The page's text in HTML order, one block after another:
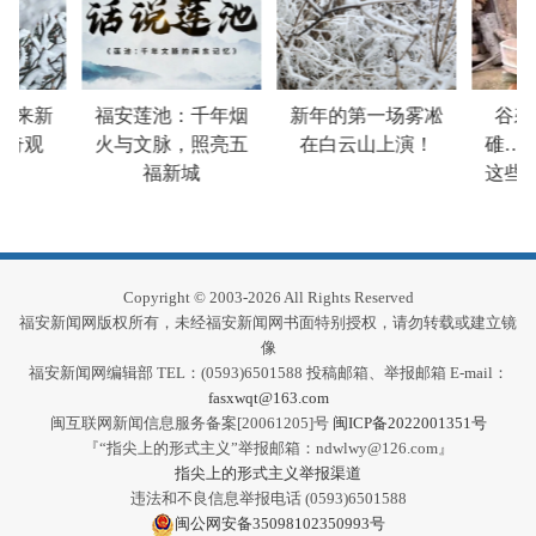
新
观
福安莲池：千年烟
火与文脉，照亮五
福新城
新年的第一场雾凇
在白云山上演！
谷砻
碓……
这些
Copyright © 2003-2026 All Rights Reserved
福安新闻网版权所有，未经福安新闻网书面特别授权，请勿转载或建立镜
像
福安新闻网编辑部 TEL：(0593)6501588 投稿邮箱、举报邮箱 E-mail：
fasxwqt@163.com
闽互联网新闻信息服务备案[20061205]号 闽ICP备2022001351号
『“指尖上的形式主义”举报邮箱：ndwlwy@126.com』
指尖上的形式主义举报渠道
违法和不良信息举报电话 (0593)6501588
闽公网安备35098102350993号